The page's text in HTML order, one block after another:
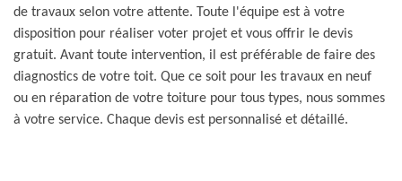
de travaux selon votre attente. Toute l'équipe est à votre
disposition pour réaliser voter projet et vous offrir le devis
gratuit. Avant toute intervention, il est préférable de faire des
diagnostics de votre toit. Que ce soit pour les travaux en neuf
ou en réparation de votre toiture pour tous types, nous sommes
à votre service. Chaque devis est personnalisé et détaillé.